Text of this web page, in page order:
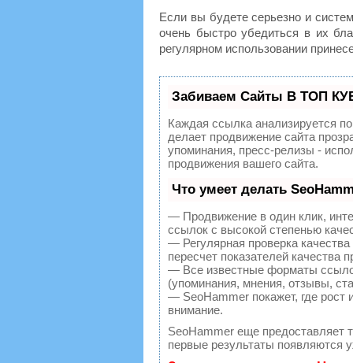
Если вы будете серьезно и
очень быстро убедиться в их
регулярном использовании
Забиваем Сайты В ТОП
Каждая ссылка анализируется
делает продвижение сайта
упоминания, пресс-релизы -
продвижения вашего сайта.
Что умеет делать
— Продвижение в один клик,
ссылок с высокой степенью
— Регулярная проверка
пересчет показателей качества
— Все известные форматы
(упоминания, мнения, отзывы,
— SeoHammer покажет, где рост
внимание.
SeoHammer еще предоставляет
первые результаты появляются